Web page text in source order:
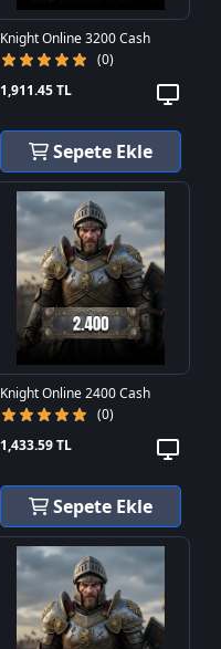
Knight Online 3200 Cash
(0)
1,911.45 TL
Sepete Ekle
Knight Online 2400 Cash
(0)
1,433.59 TL
Sepete Ekle